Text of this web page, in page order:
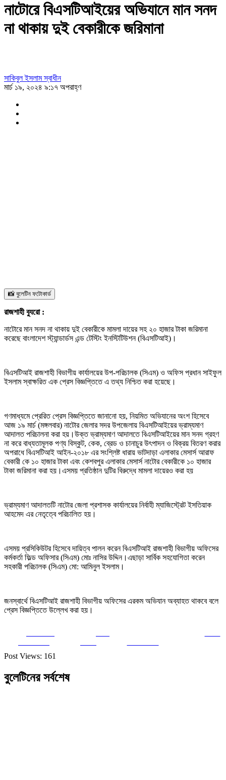
নাটোরে বিএসটিআইয়ের অভিযানে মান সনদ
না থাকায় দুই বেকারীকে জরিমানা
সাকিবুল ইসলাম স্বাধীন
মার্চ ১৯, ২০২৪ ৯:১৭ অপরাহ্ণ
📸 বুলেটিন ফটোকার্ড
রাজশাহী ব্যুরো :
নাটোরে মান সনদ না থাকায় দুই বেকারীকে মামলা দায়ের সহ ২০ হাজার টাকা জরিমানা
করেছে বাংলাদেশ স্ট্যান্ডার্ডস এন্ড টেস্টিং ইনস্টিটিউশন (বিএসটিআই)।
বিএসটিআই রাজশাহী বিভাগীয় কার্যালয়ের উপ-পরিচালক (সিএম) ও অফিস প্রধান সাইফুল
ইসলাম স্বাক্ষরিত এক প্রেস বিজ্ঞপ্তিতে এ তথ্য নিশ্চিত করা হয়েছে।
গণমাধ্যমে প্রেরিত প্রেস বিজ্ঞপ্তিতে জানানো হয়, নিয়মিত অভিযানের অংশ হিসেবে
আজ ১৯ মার্চ (মঙ্গলবার) নাটোর জেলার সদর উপজেলায় বিএসটিআইয়ের ভ্রাম্যমাণ
আদালত পরিচালনা করা হয়।উক্ত ভ্রাম্যমাণ আদালতে বিএসটিআইয়ের মান সনদ গ্রহণ
না করে বাধ্যতামূলক পণ্য বিস্কুট, কেক, ব্রেড ও চানাচুর উৎপাদন ও বিক্রয় বিতরণ করার
অপরাধে বিএসটিআই আইন-২০১৮ এর সংশ্লিষ্ট ধারায় ভাটদাড়া এলাকার মেসার্স আরাফ
বেকারী কে ১০ হাজার টাকা এবং কেশবপুর এলাকার মেসার্স নাটোর বেকারীকে ১০ হাজার
টাকা জরিমানা করা হয়।এসময় প্রতিষ্ঠান দুটির বিরুদ্ধে মামলা দায়েরও করা হয়
ভ্রাম্যমাণ আদালতটি নাটোর জেলা প্রশাসক কার্যালয়ের নির্বাহী ম্যাজিস্ট্রেট ইসতিয়াক
আহমেদ এর নেতৃত্বে পরিচালিত হয়।
এসময় প্রসিকিউটর হিসেবে দায়িত্ব পালন করেন বিএসটিআই রাজশাহী বিভাগীয় অফিসের
কর্মকর্তা ফিল্ড অফিসার (সিএম) মোঃ নাসির উদ্দিন।এছাড়া সার্বিক সহযোগিতা করেন
সহকারী পরিচালক (সিএম) মো: আমিনুল ইসলাম।
জনস্বার্থে বিএসটিআই রাজশাহী বিভাগীয় অফিসের এরকম অভিযান অব্যাহত থাকবে বলে
প্রেস বিজ্ঞপ্তিতে উল্লেখ করা হয়।
Post Views: 161
বুলেটিনের সর্বশেষ